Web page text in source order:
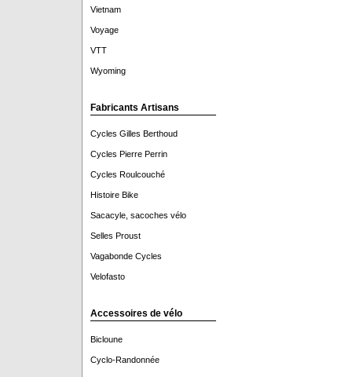
Vietnam
Voyage
VTT
Wyoming
Fabricants Artisans
Cycles Gilles Berthoud
Cycles Pierre Perrin
Cycles Roulcouché
Histoire Bike
Sacacyle, sacoches vélo
Selles Proust
Vagabonde Cycles
Velofasto
Accessoires de vélo
Bicloune
Cyclo-Randonnée